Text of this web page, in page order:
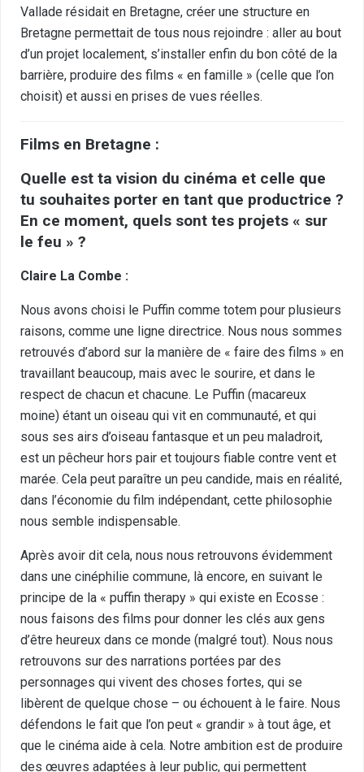
Vallade résidait en Bretagne, créer une structure en
Bretagne permettait de tous nous rejoindre : aller au bout
d’un projet localement, s’installer enfin du bon côté de la
barrière, produire des films « en famille » (celle que l’on
choisit) et aussi en prises de vues réelles.
Films en Bretagne :
Quelle est ta vision du cinéma et celle que
tu souhaites porter en tant que productrice ?
En ce moment, quels sont tes projets « sur
le feu » ?
Claire La Combe :
Nous avons choisi le Puffin comme totem pour plusieurs
raisons, comme une ligne directrice. Nous nous sommes
retrouvés d’abord sur la manière de « faire des films » en
travaillant beaucoup, mais avec le sourire, et dans le
respect de chacun et chacune. Le Puffin (macareux
moine) étant un oiseau qui vit en communauté, et qui
sous ses airs d’oiseau fantasque et un peu maladroit,
est un pêcheur hors pair et toujours fiable contre vent et
marée. Cela peut paraître un peu candide, mais en réalité,
dans l’économie du film indépendant, cette philosophie
nous semble indispensable.
Après avoir dit cela, nous nous retrouvons évidemment
dans une cinéphilie commune, là encore, en suivant le
principe de la « puffin therapy » qui existe en Ecosse :
nous faisons des films pour donner les clés aux gens
d’être heureux dans ce monde (malgré tout). Nous nous
retrouvons sur des narrations portées par des
personnages qui vivent des choses fortes, qui se
libèrent de quelque chose – ou échouent à le faire. Nous
défendons le fait que l’on peut « grandir » à tout âge, et
que le cinéma aide à cela. Notre ambition est de produire
des œuvres adaptées à leur public, qui permettent